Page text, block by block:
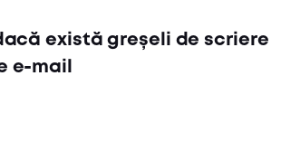
există greșeli de scriere
e-mail